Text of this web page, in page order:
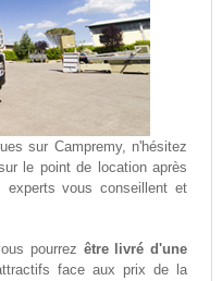
sur Campremy, n'hésitez
le point de location après
vous conseillent et
pourrez être livré d'une
face aux prix de la